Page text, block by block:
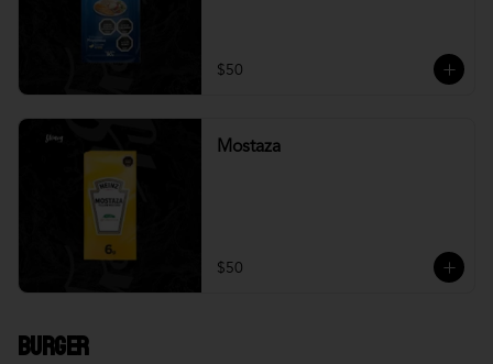
$50
Mostaza
$50
Burger